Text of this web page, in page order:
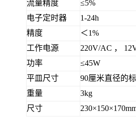
流量精度
≤5%
电子定时器
1-24h
精度
＜1%
工作电源
220V/AC ，
功率
≤45W
平皿尺寸
90厘米直径的
重量
3kg
尺寸
230×150×